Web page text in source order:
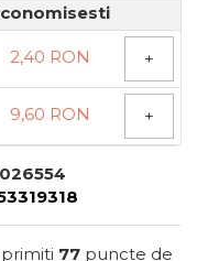
2,40 RON +
9,60 RON +
77puncte de